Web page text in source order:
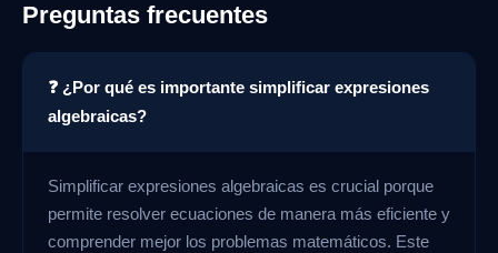
Preguntas frecuentes
❓ ¿Por qué es importante simplificar expresiones
algebraicas?
Simplificar expresiones algebraicas es crucial porque
permite resolver ecuaciones de manera más eficiente y
comprender mejor los problemas matemáticos. Este